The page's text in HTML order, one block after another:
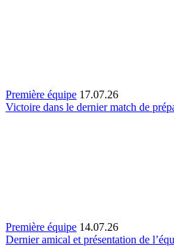
Première équipe 17.07.26
Victoire dans le dernier match de
Première équipe 14.07.26
Dernier amical et présentation de